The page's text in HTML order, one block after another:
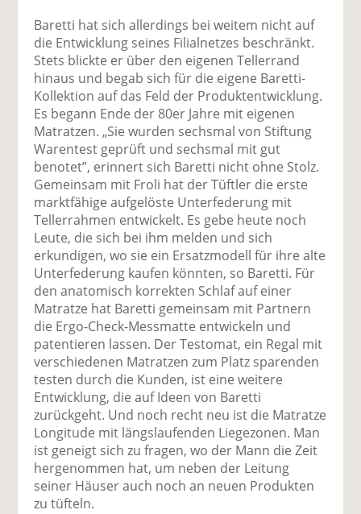
Baretti hat sich allerdings bei weitem nicht auf
die Entwicklung seines Filialnetzes beschränkt.
Stets blickte er über den eigenen Tellerrand
hinaus und begab sich für die eigene Baretti-
Kollektion auf das Feld der Produktentwicklung.
Es begann Ende der 80er Jahre mit eigenen
Matratzen. „Sie wurden sechsmal von Stiftung
Warentest geprüft und sechsmal mit gut
benotet”, erinnert sich Baretti nicht ohne Stolz.
Gemeinsam mit Froli hat der Tüftler die erste
marktfähige aufgelöste Unterfederung mit
Tellerrahmen entwickelt. Es gebe heute noch
Leute, die sich bei ihm melden und sich
erkundigen, wo sie ein Ersatzmodell für ihre alte
Unterfederung kaufen könnten, so Baretti. Für
den anatomisch korrekten Schlaf auf einer
Matratze hat Baretti gemeinsam mit Partnern
die Ergo-Check-Messmatte entwickeln und
patentieren lassen. Der Testomat, ein Regal mit
verschiedenen Matratzen zum Platz sparenden
testen durch die Kunden, ist eine weitere
Entwicklung, die auf Ideen von Baretti
zurückgeht. Und noch recht neu ist die Matratze
Longitude mit längslaufenden Liegezonen. Man
ist geneigt sich zu fragen, wo der Mann die Zeit
hergenommen hat, um neben der Leitung
seiner Häuser auch noch an neuen Produkten
zu tüfteln.